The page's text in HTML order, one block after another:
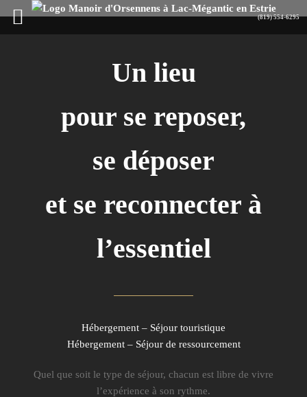
Un lieu
pour se reposer,
se déposer
et se reconnecter à
l’essentiel
Hébergement – Séjour touristique
Hébergement – Séjour de ressourcement
Quel que soit le type de séjour, chacun est libre de vivre
l’expérience à son rythme.